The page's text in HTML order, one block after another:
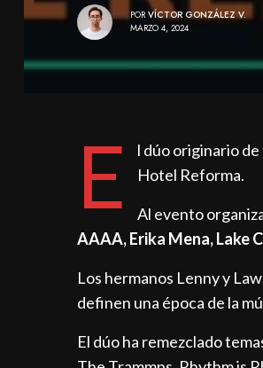
POR VÍCTOR GONZÁLEZ V.
MARZO 4, 2024
E
l dúo originario
Hotel Reforma.
Al evento
AAAA, Erika Mena, Lake
Los hermanos Lenny y
definen una época de la
El dúo ha remezclado